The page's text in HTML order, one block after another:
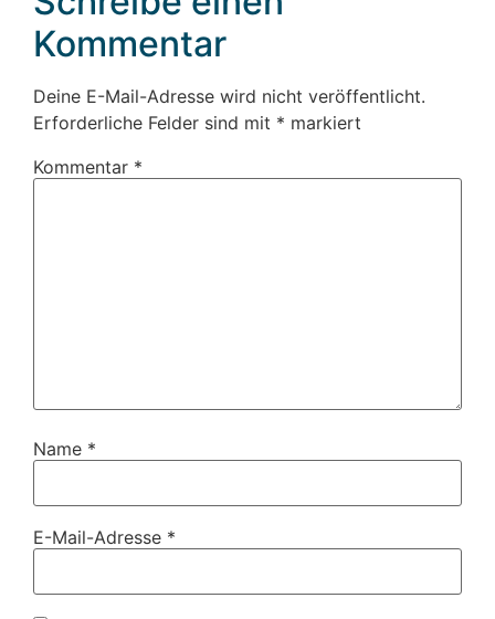
Kommentar
Deine E-Mail-Adresse wird nicht veröffentlicht.
Erforderliche Felder sind mit * markiert
Kommentar *
Name *
E-Mail-Adresse *